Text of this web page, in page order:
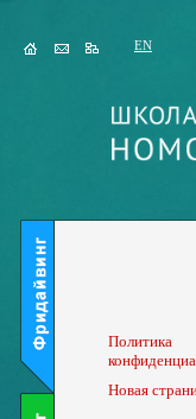
Политика
Новая
EN